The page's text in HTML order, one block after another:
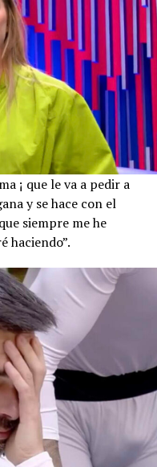
¡ que le va a pedir a
y se hace con el
siempre me he
haciendo”.